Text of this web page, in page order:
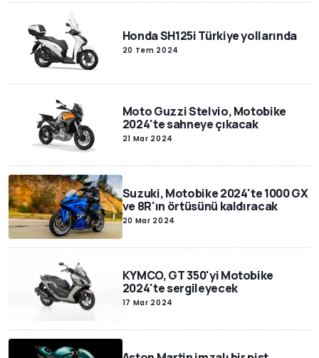
Honda SH125i Türkiye yollarında
20 Tem 2024
Moto Guzzi Stelvio, Motobike
2024'te sahneye çıkacak
21 Mar 2024
Suzuki, Motobike 2024'te 1000 GX
ve 8R'ın örtüsünü kaldıracak
20 Mar 2024
KYMCO, GT 350'yi Motobike
2024'te sergileyecek
17 Mar 2024